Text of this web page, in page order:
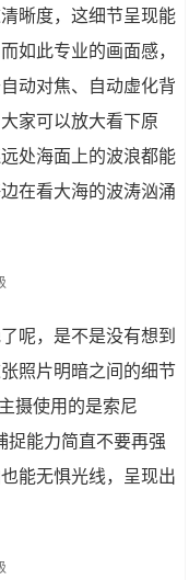
晰度，这细节呈现能
如此专业的画面感，
动对焦、自动虚化背
家可以放大看下原
处海面上的波浪都能
在看大海的波涛汹涌
呢，是不是没有想到
照片明暗之间的细节
摄使用的是索尼
捉能力简直不要再强
能无惧光线，呈现出